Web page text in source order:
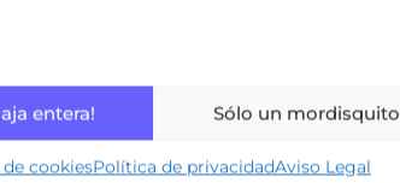
entera! Sólo un mordisquito
cookiesPolítica de privacidadAviso Legal